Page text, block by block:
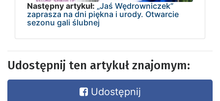
Następny artykuł: „Jaś Wędrowniczek”
zaprasza na dni piękna i urody. Otwarcie
sezonu gali ślubnej
Udostępnij ten artykuł znajomym:
Udostępnij